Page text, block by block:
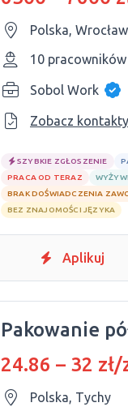
Polska, Wrocław
10 pracowników
Sobol Work
Zobacz kontakty
SZYBKIE ZGŁOSZENIE
PRACA OD TERAZ
BRAK DOŚWIADCZENIA
BEZ ZNAJOMOŚCI JĘZYKA
Aplikuj
Pakowanie
24.86 – 32
Polska, Tychy